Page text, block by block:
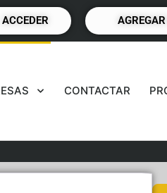
ACCEDER
CONTACTAR